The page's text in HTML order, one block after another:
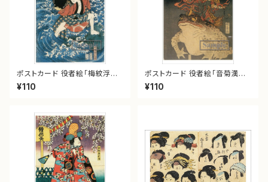
ポストカード 役者絵「梅紋浮名
の色染」
¥110
ポストカード 役者絵「音菊漢入
船」
¥110